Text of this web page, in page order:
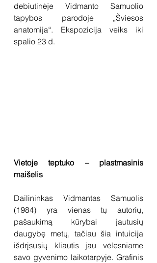
debiutinėje Vidmanto Samuolio
tapybos parodoje „Šviesos
anatomija“. Ekspozicija veiks iki
spalio 23 d.
Vietoje teptuko – plastmasinis
maišelis
Dailininkas Vidmantas Samuolis
(1984) yra vienas tų autorių,
pašaukimą kūrybai jautusių
daugybę metų, tačiau šia intuicija
išdrįsusių kliautis jau vėlesniame
savo gyvenimo laikotarpyje. Grafinis